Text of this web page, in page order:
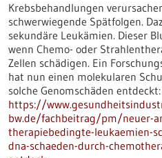
Krebsbehandlungen
schwerwiegende Spätfolgen.
sekundäre Leukämien. Dieser
wenn Chemo- oder
Zellen schädigen. Ein
hat nun einen molekularen
solche Genomschäden
https://
bw.de/fachbeitrag/pm/neuer-
therapiebedingte-leukaemien-
dna-schaeden-durch-